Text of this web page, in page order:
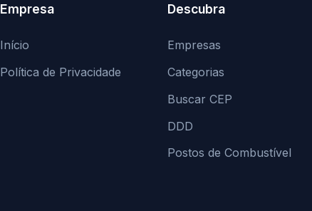
Empresa
Início
Política de Privacidade
Descubra
Empresas
Categorias
Buscar CEP
DDD
Postos de Combustível